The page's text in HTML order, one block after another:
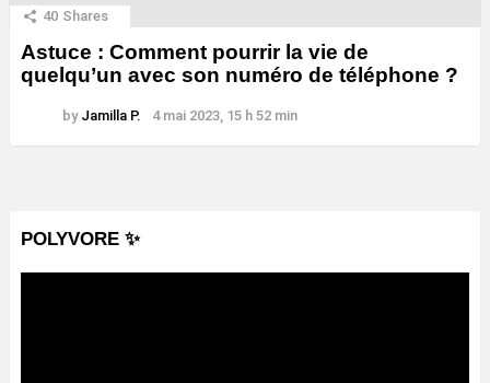
40 Shares
Astuce : Comment pourrir la vie de
quelqu’un avec son numéro de téléphone ?
by Jamilla P. 4 mai 2023, 15 h 52 min
POLYVORE ✨